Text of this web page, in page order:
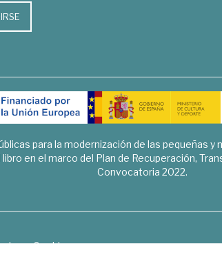
para la modernización de las pequeñas y
en el marco del Plan de Recuperación,
Convocatoria 2022.
Cookies